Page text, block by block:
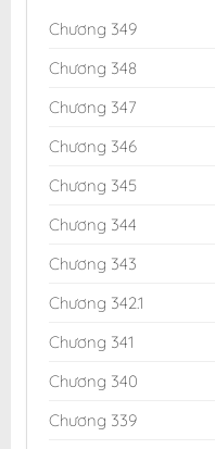
Chương 349
Chương 348
Chương 347
Chương 346
Chương 345
Chương 344
Chương 343
Chương 342.1
Chương 341
Chương 340
Chương 339